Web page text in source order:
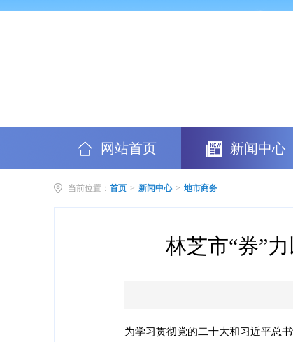
网站首页 新闻中心
当前位置： 首页 > 新闻中心 > 地市商务
林芝市“券”
为学习贯彻党的二十大和习近平总